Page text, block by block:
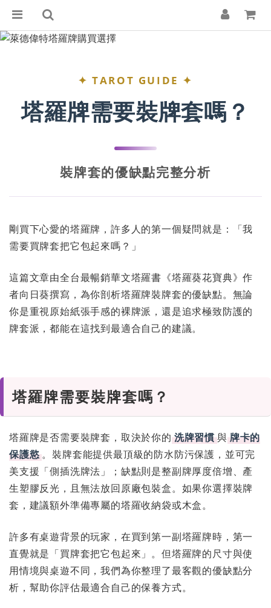
✦ TAROT GUIDE ✦
塔羅牌需要裝牌套嗎？
裝牌套的優缺點完整分析
剛買下心愛的塔羅牌，許多人的第一個疑問就是：「我
需要買牌套把它包起來嗎？」
這篇文章由全台最暢銷華文塔羅書《塔羅葵花寶典》作
者向日葵撰寫，為你剖析塔羅牌裝牌套的優缺點。無論
你是重視原始紙張手感的裸牌派，還是追求極致防護的
牌套派，都能在這找到最適合自己的建議。
塔羅牌需要裝牌套嗎？
塔羅牌是否需要裝牌套，取決於你的 洗牌習慣與 牌卡的
保護慾 。裝牌套能提供最頂級的防水防污保護，並可完
美支援「側插洗牌法」；缺點則是整副牌厚度倍增、產
生塑膠反光，且無法放回原廠包裝盒。如果你選擇裝牌
套，建議額外準備專屬的塔羅收納袋或木盒。
許多有桌遊背景的玩家，在買到第一副塔羅牌時，第一
直覺就是「買牌套把它包起來」。但塔羅牌的尺寸與使
用情境與桌遊不同，我們為你整理了最客觀的優缺點分
析，幫助你評估最適合自己的保養方式。